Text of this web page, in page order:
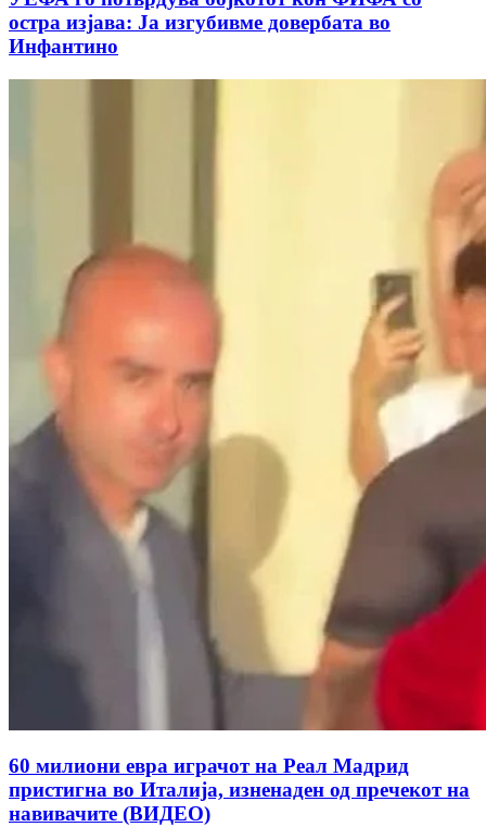
остра изјава: Ја изгубивме довербата во
Инфантино
60 милиони евра играчот на Реал Мадрид
пристигна во Италија, изненаден од пречекот на
навивачите (ВИДЕО)